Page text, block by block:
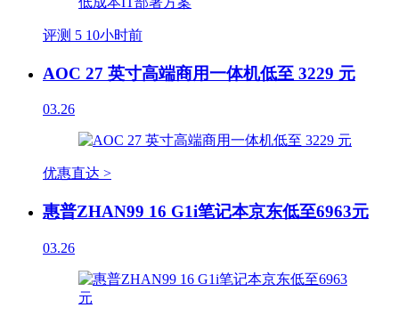
评测 5 10小时前
AOC 27 英寸高端商用一体机低至 3229 元
03.26
优惠直达 >
惠普ZHAN99 16 G1i笔记本京东低至6963元
03.26